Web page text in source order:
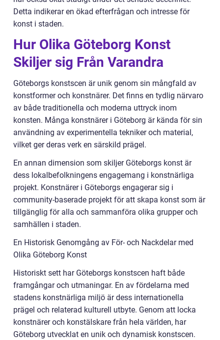
Detta indikerar en ökad efterfrågan och intresse för
konst i staden.
Hur Olika Göteborg Konst
Skiljer sig Från Varandra
Göteborgs konstscen är unik genom sin mångfald av
konstformer och konstnärer. Det finns en tydlig närvaro
av både traditionella och moderna uttryck inom
konsten. Många konstnärer i Göteborg är kända för sin
användning av experimentella tekniker och material,
vilket ger deras verk en särskild prägel.
En annan dimension som skiljer Göteborgs konst är
dess lokalbefolkningens engagemang i konstnärliga
projekt. Konstnärer i Göteborgs engagerar sig i
community-baserade projekt för att skapa konst som är
tillgänglig för alla och sammanföra olika grupper och
samhällen i staden.
En Historisk Genomgång av För- och Nackdelar med
Olika Göteborg Konst
Historiskt sett har Göteborgs konstscen haft både
framgångar och utmaningar. En av fördelarna med
stadens konstnärliga miljö är dess internationella
prägel och relaterad kulturell utbyte. Genom att locka
konstnärer och konstälskare från hela världen, har
Göteborg utvecklat en unik och dynamisk konstscen.